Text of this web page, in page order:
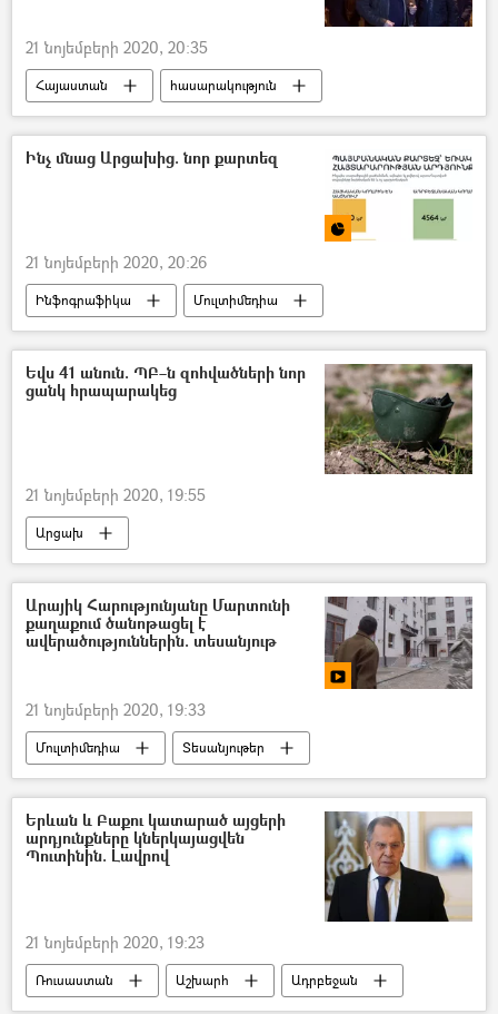
21 նոյեմբերի 2020, 20:35
Հայաստան
հասարակություն
Արա Սաղաթելյան
ազատում
Դատարան
Ինչ մնաց Արցախից. նոր քարտեզ
21 նոյեմբերի 2020, 20:26
Ինֆոգրաֆիկա
Մուլտիմեդիա
Ադրբեջանական ագրեսիան Արցախում - 2020
քարտեզ
Ադրբեջան
Եվս 41 անուն. ՊԲ–ն զոհվածների նոր
ցանկ հրապարակեց
21 նոյեմբերի 2020, 19:55
Արցախ
Ադրբեջանական ագրեսիան Արցախում - 2020
Զինվոր
Զոհ
Արայիկ Հարությունյանը Մարտունի
քաղաքում ծանոթացել է
ավերածություններին. տեսանյութ
21 նոյեմբերի 2020, 19:33
Մուլտիմեդիա
Տեսանյութեր
Արայիկ Հարությունյան
Մարտունի
Իրադրությունը Հայաստանում և Արցախում հայտարարության ստորագրումից հետո
Երևան և Բաքու կատարած այցերի
արդյունքները կներկայացվեն
Պուտինին. Լավրով
21 նոյեմբերի 2020, 19:23
Ռուսաստան Աշխարհ
Ադրբեջան